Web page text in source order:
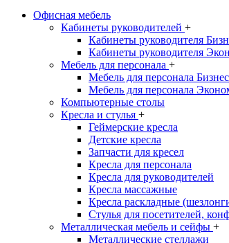
Офисная мебель
Кабинеты руководителей +
Кабинеты руководителя
Кабинеты руководителя
Мебель для персонала +
Мебель для персонала Бизнес
Мебель для персонала
Компьютерные столы
Кресла и стулья +
Геймерские кресла
Детские кресла
Запчасти для кресел
Кресла для персонала
Кресла для руководителей
Кресла массажные
Кресла раскладные
Стулья для посетителей,
Металлическая мебель и сейфы +
Металлические стеллажи